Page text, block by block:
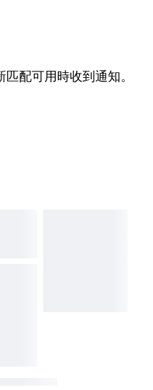
配可用時收到通知。